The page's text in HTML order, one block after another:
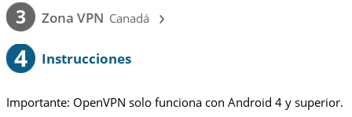
3 Zona VPN Canadá ›
4 Instrucciones
Importante: OpenVPN solo funciona con Android 4 y superior.